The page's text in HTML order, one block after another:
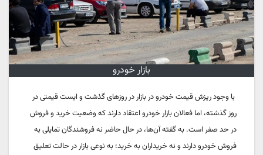
بازار خودرو
با وجود ریزش قیمت خودرو در بازار در روزهای گذشت و ایست قیمتی در
روز گذشته، اما فعالان بازار خودرو اعتقاد دارند که وضعیت خرید و فروش
در حد صفر است. به گفته آن‌ها، در حال حاضر نه فروشندگان تمایلی به
فروش خودرو دارند و نه خریداران به خرید؛ به نوعی بازار در حالت تعلیق